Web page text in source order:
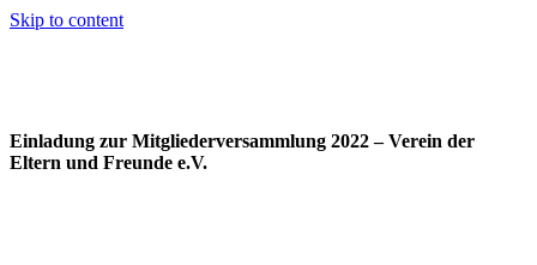
Skip to content
Einladung zur Mitgliederversammlung 2022 – Verein der
Eltern und Freunde e.V.